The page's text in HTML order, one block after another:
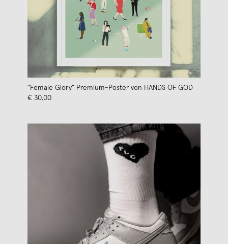
"Female Glory" Premium-Poster von HANDS OF GOD
€ 30,00